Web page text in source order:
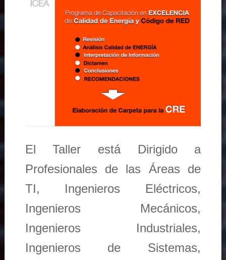
El Taller está Dirigido a
Profesionales de las Áreas de
TI, Ingenieros Eléctricos,
Ingenieros Mecánicos,
Ingenieros Industriales,
Ingenieros de Sistemas,